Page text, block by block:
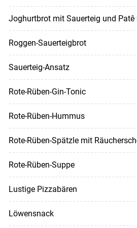
Joghurtbrot mit Sauerteig und Patê
Roggen-Sauerteigbrot
Sauerteig-Ansatz
Rote-Rüben-Gin-Tonic
Rote-Rüben-Hummus
Rote-Rüben-Spätzle mit
Rote-Rüben-Suppe
Lustige Pizzabären
Löwensnack